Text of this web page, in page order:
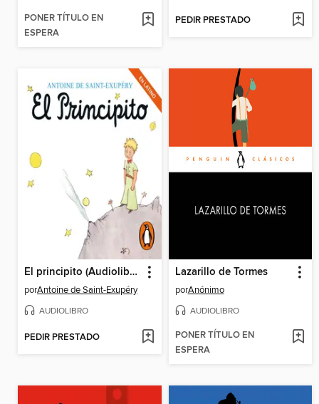
PONER TÍTULO EN
ESPERA
PEDIR PRESTADO
El principito (Audiolibro oficial. En latino)
porAntoine de Saint-Exupéry
AUDIOLIBRO
PEDIR PRESTADO
Lazarillo de Tormes
porAnónimo
AUDIOLIBRO
PONER TÍTULO EN
ESPERA